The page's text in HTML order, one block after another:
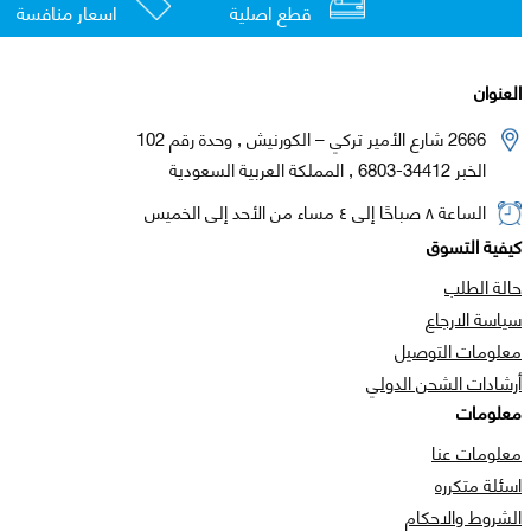
قطع اصلية اسعار منافسة
العنوان
2666 شارع الأمير تركي – الكورنيش , وحدة رقم 102
الخبر 34412-6803 , المملكة العربية السعودية
الساعة ٨ صباحًا إلى ٤ مساء من الأحد إلى الخميس
كيفية التسوق
حالة الطلب
سياسة الارجاع
معلومات التوصيل
أرشادات الشحن الدولي
معلومات
معلومات عنا
اسئلة متكرره
الشروط والاحكام